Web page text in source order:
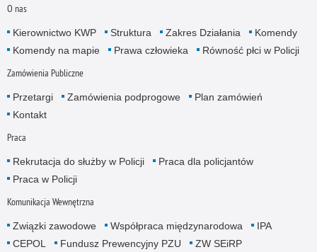
O nas
Kierownictwo KWP Struktura Zakres Działania
Komendy
Komendy na mapie
Prawa człowieka Równość płci w Policji
Zamówienia Publiczne
Przetargi Zamówienia podprogowe
Plan zamówień
Kontakt
Praca
Rekrutacja do służby w Policji
Praca dla policjantów
Praca w Policji
Komunikacja Wewnętrzna
Związki zawodowe Współpraca międzynarodowa
IPA
CEPOL
Fundusz Prewencyjny PZU
ZW SEiRP